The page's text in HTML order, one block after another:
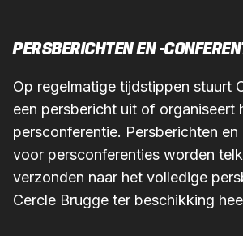
PERSBERICHTEN EN -
Op regelmatige tijdstippen stuurt
een persbericht uit of organiseert
persconferentie. Persberichten
voor persconferenties worden
verzonden naar het volledige
Cercle Brugge ter beschikking